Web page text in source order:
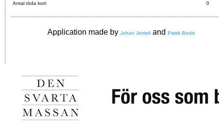
Antal röda kort:
0
Application made by Johan Jentell and Patrik Bodin